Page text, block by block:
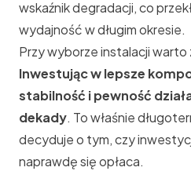
wskaźnik degradacji, co
wydajność w długim okresie.
Przy wyborze instalacji
Inwestując w lepsze
stabilność i pewność
dekady. To właśnie
decyduje o tym, czy
naprawdę się opłaca.